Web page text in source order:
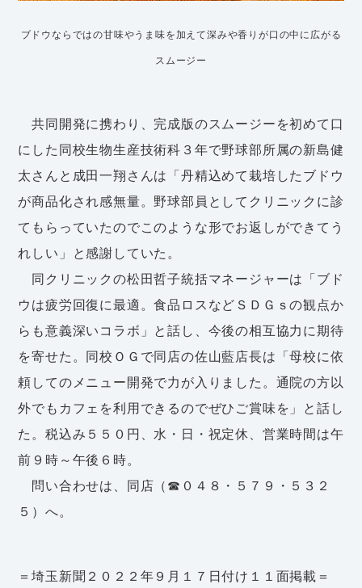
ブドウならではの甘味やうま味を加えて深みや香りが口の中に広がる
スムージー
共同開発に携わり、完成版のスムージーを初めて口
にした同校生物生産技術科３年で野球部所属の新島健
太さんと成田一翔さんは「丹精込めて栽培したブドウ
が商品化され感無量。野球部員としてクリニックに診
てもらっていたのでこのような形でお返しができてう
れしい」と感謝していた。
同クリニックの松田哲子統括マネージャーは「ブド
ウは疲労回復に最適。食品ロスなどＳＤＧｓの観点か
らも意義深いコラボ」と話し、今後の相互協力に期待
を寄せた。同校ＯＧで同店の佐山藍店長は「母校に依
頼してのメニュー開発で力が入りました。通院の方以
外でもカフェを利用できるのでぜひご賞味を」と話し
た。税込み５５０円、水・日・祝定休、営業時間は午
前９時～午後６時。
問い合わせは、同店（☎０４８・５７９・５３２
５）へ。
＝埼玉新聞２０２２年９月１７日付け１１面掲載＝